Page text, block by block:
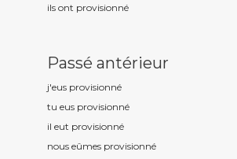
ils ont provisionné
Passé antérieur
j'eus provisionné
tu eus provisionné
il eut provisionné
nous eûmes provisionné